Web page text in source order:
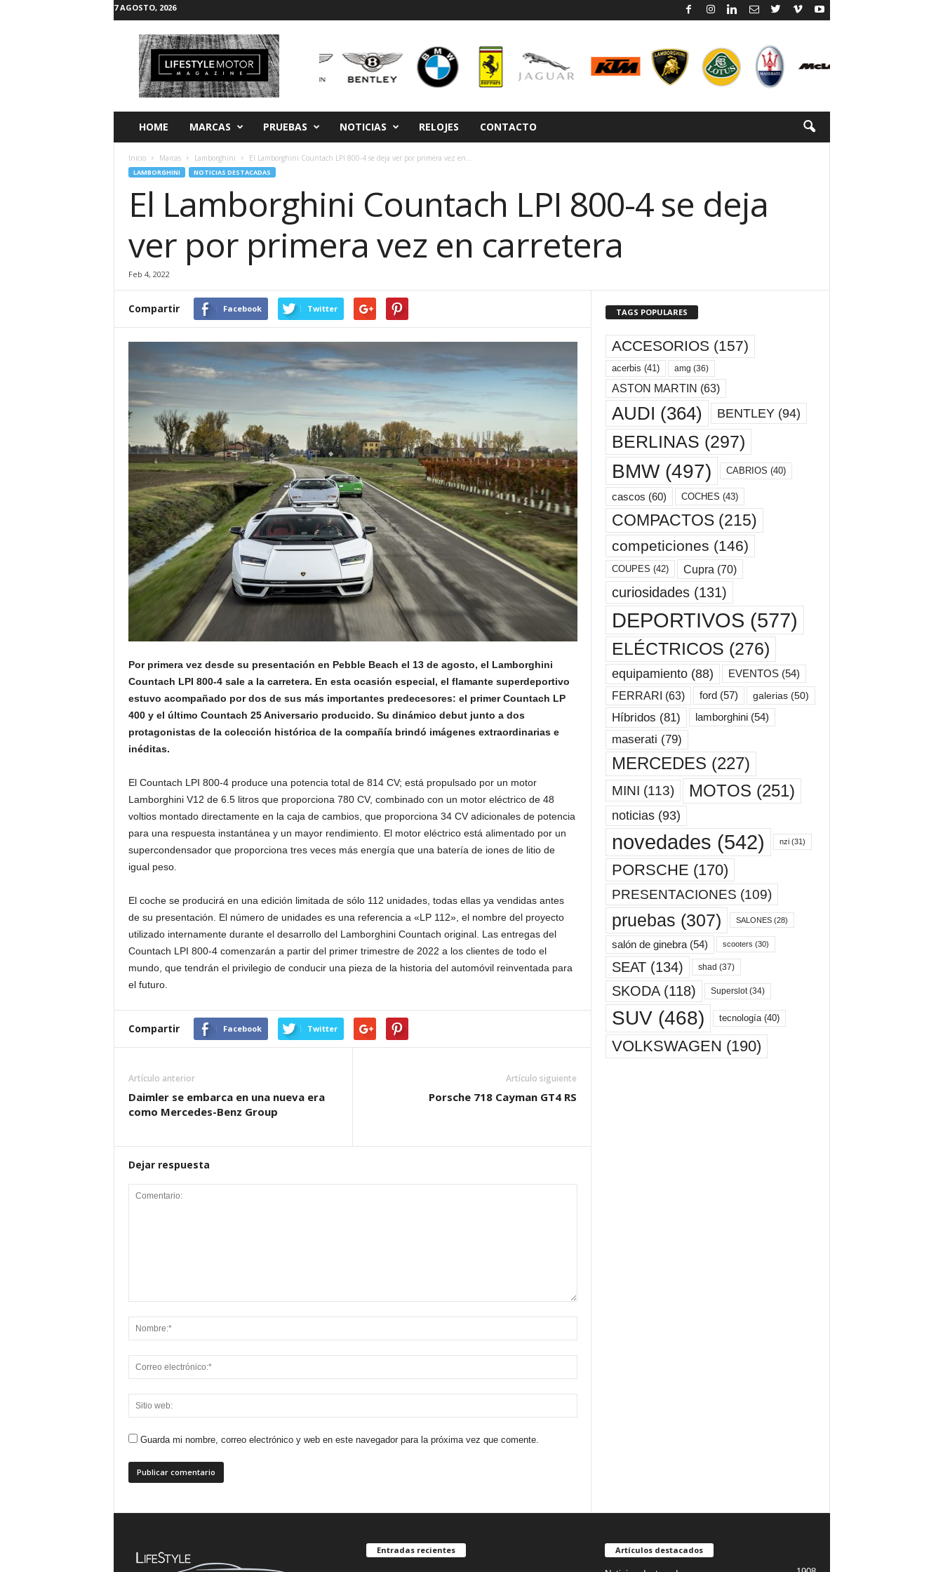
7 AGOSTO, 2026
HOME MARCAS PRUEBAS NOTICIAS RELOJES CONTACTO
Inicio Marcas Lamborghini El Lamborghini Countach LPI 800-4 se deja ver por primera vez en...
LAMBORGHINI NOTICIAS DESTACADAS
El Lamborghini Countach LPI 800-4 se deja
ver por primera vez en carretera
Feb 4, 2022
Compartir Facebook Twitter
Por primera vez desde su presentación en Pebble Beach el 13 de agosto, el Lamborghini
Countach LPI 800-4 sale a la carretera. En esta ocasión especial, el flamante superdeportivo
estuvo acompañado por dos de sus más importantes predecesores: el primer Countach LP
400 y el último Countach 25 Aniversario producido. Su dinámico debut junto a dos
protagonistas de la colección histórica de la compañía brindó imágenes extraordinarias e
inéditas.
El Countach LPI 800-4 produce una potencia total de 814 CV; está propulsado por un motor
Lamborghini V12 de 6.5 litros que proporciona 780 CV, combinado con un motor eléctrico de 48
voltios montado directamente en la caja de cambios, que proporciona 34 CV adicionales de potencia
para una respuesta instantánea y un mayor rendimiento. El motor eléctrico está alimentado por un
supercondensador que proporciona tres veces más energía que una batería de iones de litio de
igual peso.
El coche se producirá en una edición limitada de sólo 112 unidades, todas ellas ya vendidas antes
de su presentación. El número de unidades es una referencia a «LP 112», el nombre del proyecto
utilizado internamente durante el desarrollo del Lamborghini Countach original. Las entregas del
Countach LPI 800-4 comenzarán a partir del primer trimestre de 2022 a los clientes de todo el
mundo, que tendrán el privilegio de conducir una pieza de la historia del automóvil reinventada para
el futuro.
Compartir Facebook Twitter
Artículo anterior
Daimler se embarca en una nueva era
como Mercedes-Benz Group
Artículo siguiente
Porsche 718 Cayman GT4 RS
Dejar respuesta
Guarda mi nombre, correo electrónico y web en este navegador para la próxima vez que comente.
TAGS POPULARES
ACCESORIOS (157)
acerbis (41) amg (36)
ASTON MARTIN (63)
AUDI (364) BENTLEY(94)
BERLINAS (297)
BMW(497) CABRIOS (40)
cascos (60) COCHES (43)
COMPACTOS(215)
competiciones (146)
COUPES (42) Cupra (70)
curiosidades(131)
DEPORTIVOS (577)
ELÉCTRICOS (276)
equipamiento(88) EVENTOS(54)
FERRARI (63) ford(57) galerias(50)
Híbridos (81) lamborghini(54)
maserati (79)
MERCEDES (227)
MINI (113) MOTOS (251)
noticias(93)
novedades (542) nzi(31)
PORSCHE (170)
PRESENTACIONES (109)
pruebas (307) SALONES(28)
salón de ginebra(54) scooters (30)
SEAT(134) shad (37)
SKODA(118) Superslot(34)
SUV(468) tecnología(40)
VOLKSWAGEN (190)
Entradas recientes Artículos destacados